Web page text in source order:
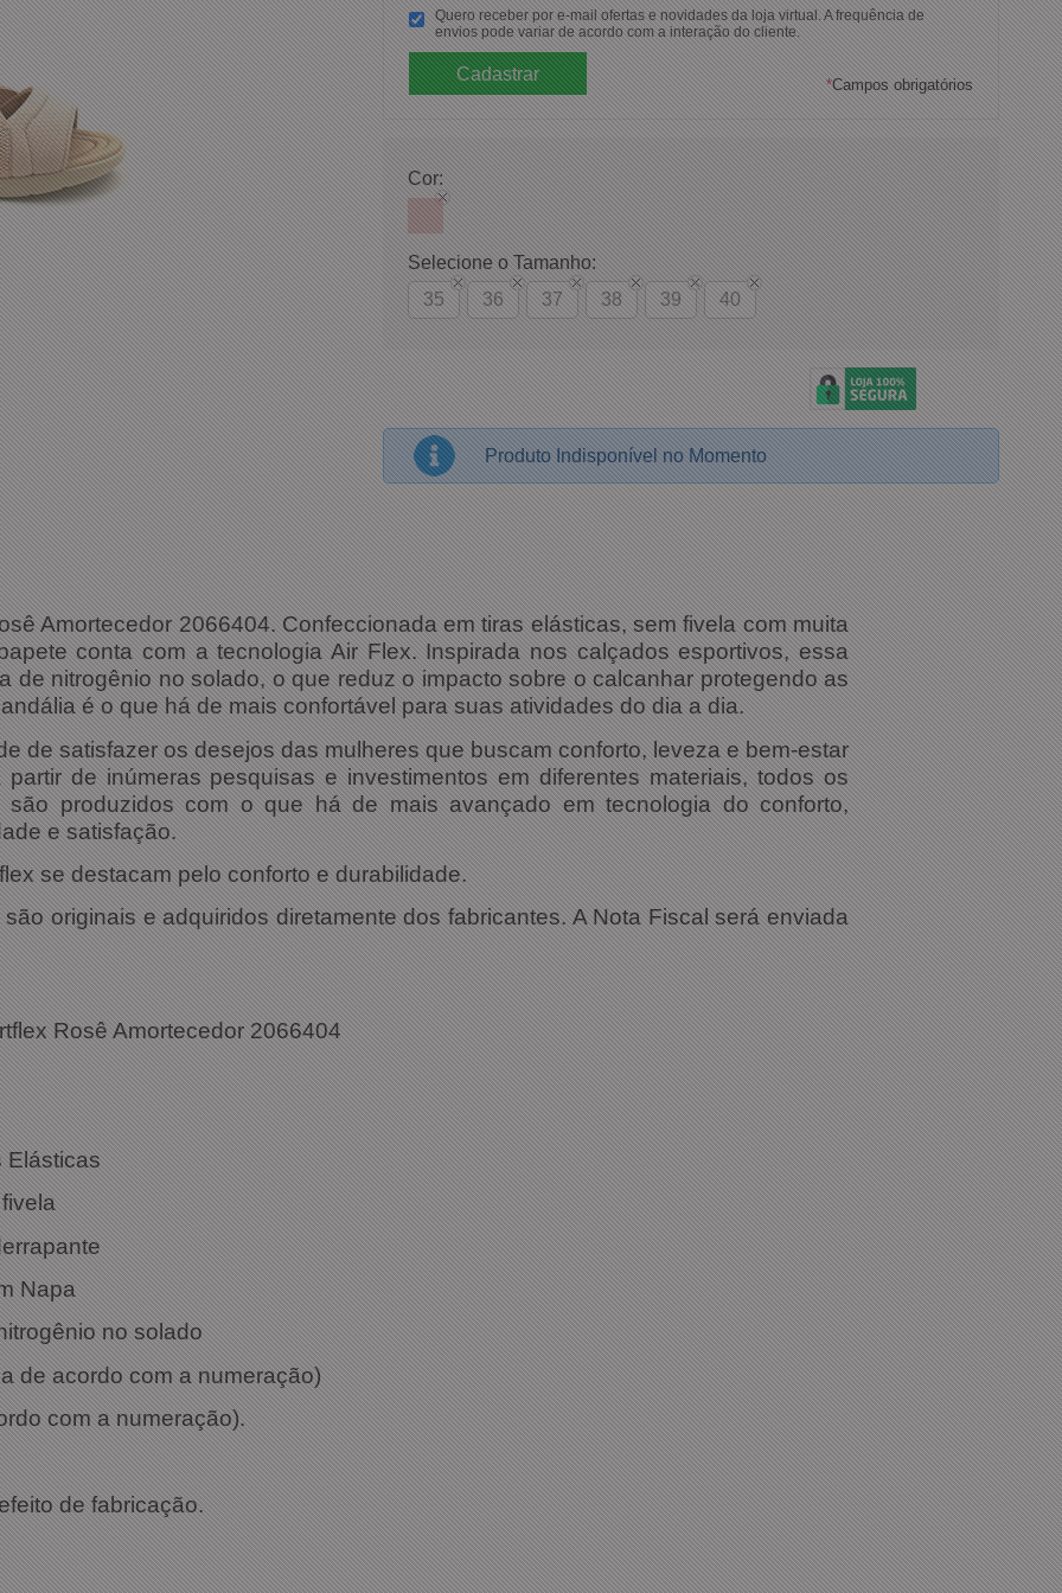
Quero receber por e-mail ofertas e novidades da loja virtual. A frequência de
envios pode variar de acordo com a interação do cliente.
*Campos obrigatórios
Cor:
Selecione o Tamanho:
35
36 37 38 39 40
Produto Indisponível no Momento
Amortecedor 2066404. Confeccionada em tiras elásticas, sem fivela com muita
conta com a tecnologia Air Flex. Inspirada nos calçados esportivos, essa
de nitrogênio no solado, o que reduz o impacto sobre o calcanhar protegendo as
é o que há de mais confortável para suas atividades do dia a dia.
de satisfazer os desejos das mulheres que buscam conforto, leveza e bem-estar
de inúmeras pesquisas e investimentos em diferentes materiais, todos os
são produzidos com o que há de mais avançado em tecnologia do conforto,
e satisfação.
se destacam pelo conforto e durabilidade.
originais e adquiridos diretamente dos fabricantes. A Nota Fiscal será enviada
Técnicas:
Rosê Amortecedor 2066404
Rosê
Elásticas
Napa
no solado
de acordo com a numeração)
com a numeração).
de fabricação.